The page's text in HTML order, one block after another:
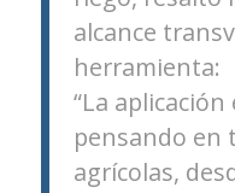
alcance
herramienta:
“La
pensando en
agrícolas,